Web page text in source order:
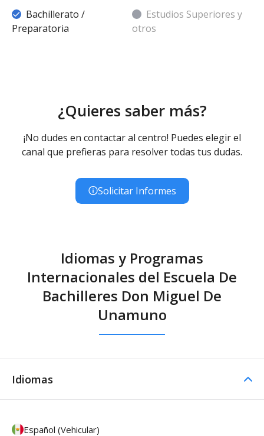
Bachillerato /
Preparatoria
Estudios Superiores y
otros
¿Quieres saber más?
¡No dudes en contactar al centro! Puedes elegir el
canal que prefieras para resolver todas tus dudas.
Solicitar Informes
Idiomas y Programas
Internacionales del Escuela De
Bachilleres Don Miguel De
Unamuno
Idiomas
Español (Vehicular)